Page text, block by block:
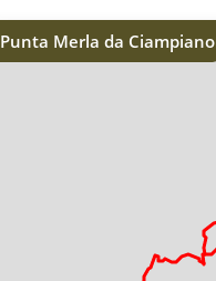
Punta Merla da Ciampiano